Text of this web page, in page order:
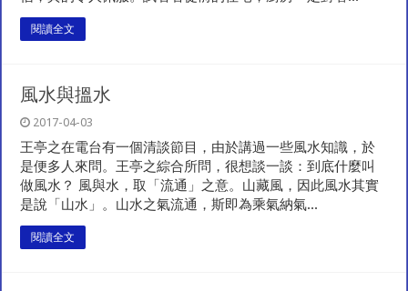
閱讀全文
風水與搵水
2017-04-03
王亭之在電台有一個清談節目，由於講過一些風水知識，於
是便多人來問。王亭之綜合所問，很想談一談：到底什麼叫
做風水？ 風與水，取「流通」之意。山藏風，因此風水其實
是說「山水」。山水之氣流通，斯即為乘氣納氣...
閱讀全文